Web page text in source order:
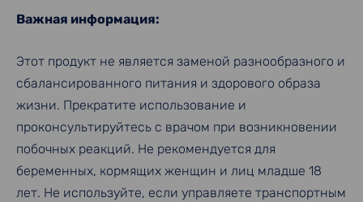
Важная информация:
Этот продукт не является заменой разнообразного и
сбалансированного питания и здорового образа
жизни. Прекратите использование и
проконсультируйтесь с врачом при возникновении
побочных реакций. Не рекомендуется для
беременных, кормящих женщин и лиц младше 18
лет. Не используйте, если управляете транспортным